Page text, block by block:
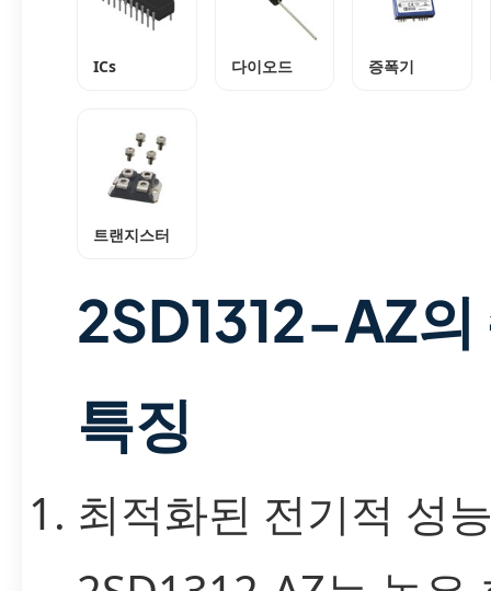
ICs 다이오드 증폭기
트랜지스터
2SD1312-AZ의
특징
최적화된 전기적 성